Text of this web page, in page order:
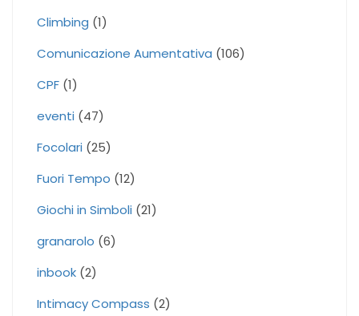
Climbing (1)
Comunicazione Aumentativa (106)
CPF (1)
eventi (47)
Focolari (25)
Fuori Tempo (12)
Giochi in Simboli (21)
granarolo (6)
inbook (2)
Intimacy Compass (2)